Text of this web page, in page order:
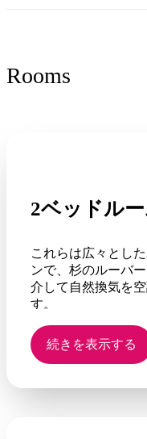
Rooms
2ベッドル
これらは広々とし
ンで、杉のルーバ
介して自然換気を
す。
ニーズに合わせた
ダブルベッド2台と
ご利用いただけま
続きを表示する